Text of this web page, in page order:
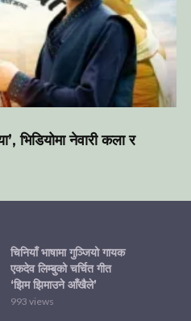
भिडियोमा नेवारी कला र
चिनियाँ भाषामा गुञ्जियो गायक
एकदेव लिम्बुको चर्चित गीत
‘झिम झिमाउने आँखैले’
993 views